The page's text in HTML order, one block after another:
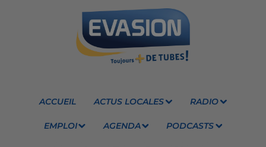
ACCUEIL ACTUS LOCALES RADIO
EMPLOI AGENDA PODCASTS